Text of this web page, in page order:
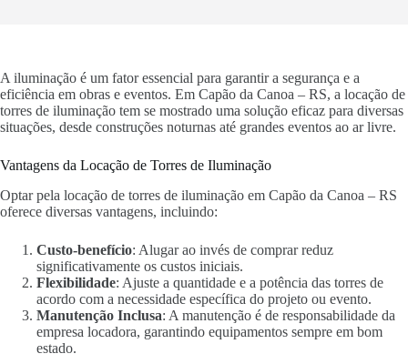
A iluminação é um fator essencial para garantir a segurança e a
eficiência em obras e eventos. Em Capão da Canoa – RS, a locação de
torres de iluminação tem se mostrado uma solução eficaz para diversas
situações, desde construções noturnas até grandes eventos ao ar livre.
Vantagens da Locação de Torres de Iluminação
Optar pela locação de torres de iluminação em Capão da Canoa – RS
oferece diversas vantagens, incluindo:
Custo-benefício: Alugar ao invés de comprar reduz
significativamente os custos iniciais.
Flexibilidade: Ajuste a quantidade e a potência das torres de
acordo com a necessidade específica do projeto ou evento.
Manutenção Inclusa: A manutenção é de responsabilidade da
empresa locadora, garantindo equipamentos sempre em bom
estado.